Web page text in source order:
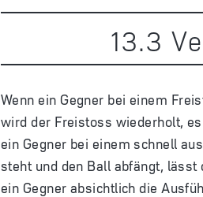
13.3
Wenn ein Gegner bei einem
wird der Freistoss wiederholt,
ein Gegner bei einem schnell
steht und den Ball abfängt,
ein Gegner absichtlich die